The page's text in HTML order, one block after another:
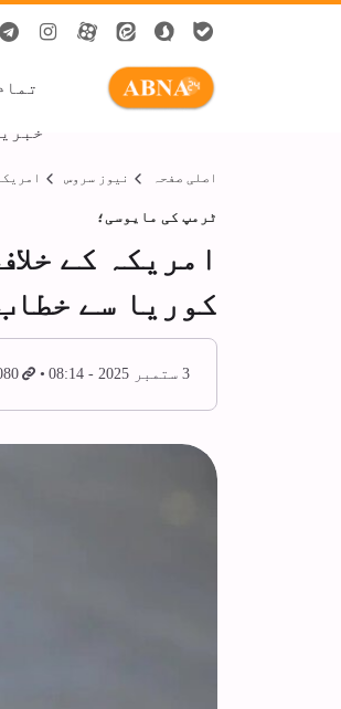
اصلی صفحہ نیوز سروس
ٹرمپ کی مایوسی؛
امریکہ کے
کوریا سے
3 ستمبر 2025 - 08:14